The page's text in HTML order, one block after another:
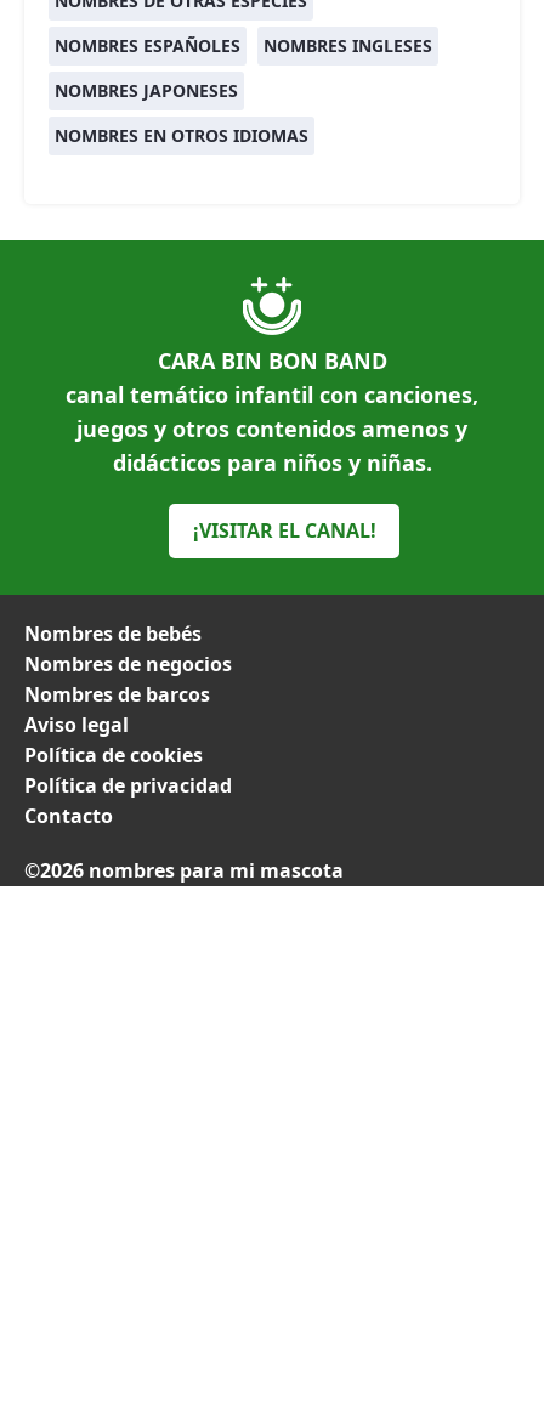
NOMBRES ESPAÑOLES
NOMBRES INGLESES
NOMBRES JAPONESES
NOMBRES EN OTROS IDIOMAS
CARA BIN BON BAND
canal temático infantil con canciones,
juegos y otros contenidos amenos y
didácticos para niños y niñas.
¡VISITAR EL CANAL!
Nombres de bebés
Nombres de negocios
Nombres de barcos
Aviso legal
Política de cookies
Política de privacidad
Contacto
©2026 nombres para mi mascota